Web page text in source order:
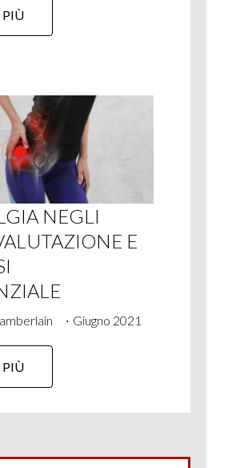
PIÙ
NEGLI
E
∙ Giugno 2021
PIÙ